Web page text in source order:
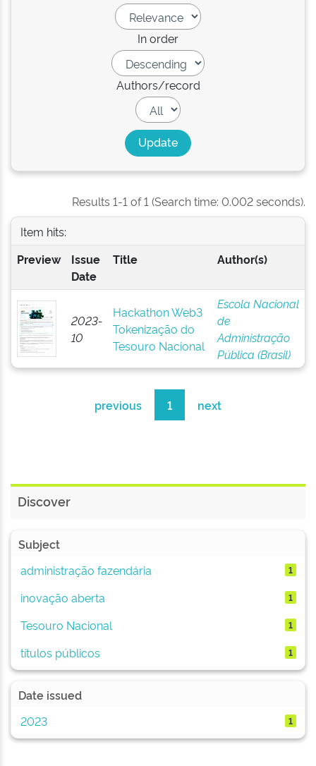
In order
Authors/record
Results 1-1 of 1 (Search time: 0.002 seconds).
Item hits:
Preview
Issue
Date
Title Author(s)
2023-
10
Hackathon Web3
Tokenização do
Tesouro Nacional
Escola Nacional
de
Administração
Pública (Brasil)
previous 1 next
Discover
Subject
administração fazendária
1
inovação aberta 1
Tesouro Nacional 1
títulos públicos 1
Date issued
2023
1